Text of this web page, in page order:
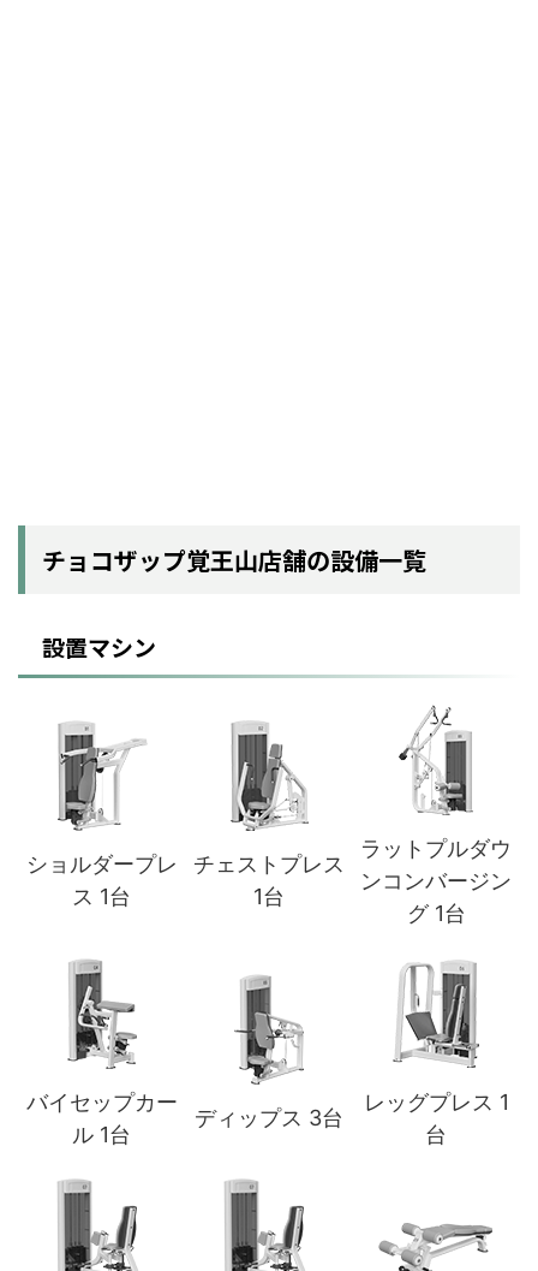
チョコザップ覚王山店舗の設備一覧
設置マシン
ショルダープレ
ス 1台
チェストプレス
1台
ラットプルダウ
ンコンバージン
グ 1台
バイセップカー
ル 1台
ディップス 3台
レッグプレス 1
台